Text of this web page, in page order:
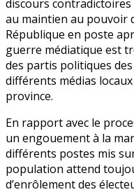
discours
au maintien au pouvoir
République en poste
guerre médiatique est
des partis politiques
différents médias
province.
En rapport avec le
un engouement à la
différents postes mis
population attend
d’enrôlement des